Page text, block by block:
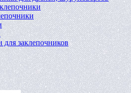
для заклепочников